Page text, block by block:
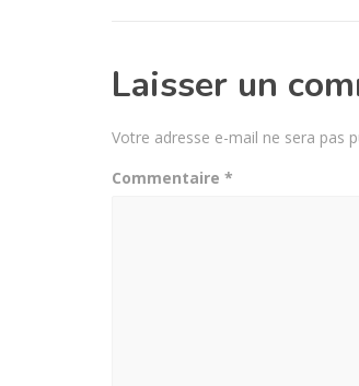
Laisser un
Votre adresse e-mail ne sera pas
Commentaire *